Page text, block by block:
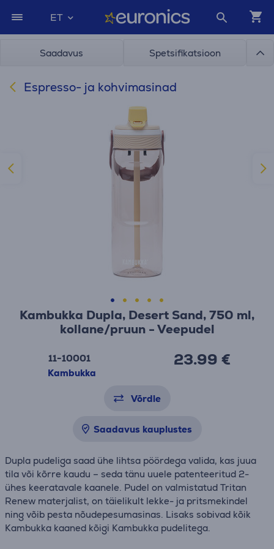
ET
Saadavus Spetsifikatsioon
Espresso- ja kohvimasinad
Kambukka Dupla, Desert Sand, 750 ml,
kollane/pruun - Veepudel
11-10001
Kambukka
23.99 €
Võrdle
Saadavus kauplustes
Dupla pudeliga saad ühe lihtsa pöördega valida, kas juua
tila või kõrre kaudu – seda tänu uuele patenteeritud 2-
ühes keeratavale kaanele. Pudel on valmistatud Tritan
Renew materjalist, on täielikult lekke- ja pritsmekindel
ning võib pesta nõudepesumasinas. Lisaks sobivad kõik
Kambukka kaaned kõigi Kambukka pudelitega.